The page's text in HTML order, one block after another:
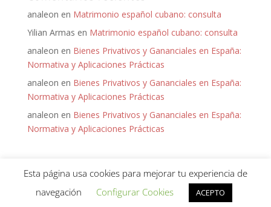
analeon en Matrimonio español cubano: consulta
Yilian Armas en Matrimonio español cubano: consulta
analeon en Bienes Privativos y Gananciales en España:
Normativa y Aplicaciones Prácticas
analeon en Bienes Privativos y Gananciales en España:
Normativa y Aplicaciones Prácticas
analeon en Bienes Privativos y Gananciales en España:
Normativa y Aplicaciones Prácticas
Esta página usa cookies para mejorar tu experiencia de
navegación
Configurar Cookies ACEPTO